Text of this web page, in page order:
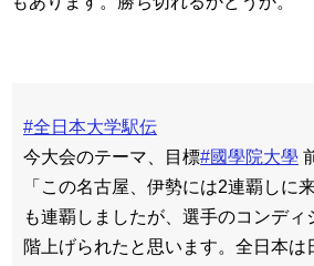
#全日本大学駅伝
今大会のテーマ、目標#國學院大學
「この名古屋、伊勢には2連覇しに
も連覇しましたが、選手のコンデ
階上げられたと思います。全日本は